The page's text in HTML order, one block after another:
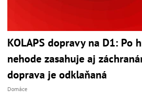
KOLAPS dopravy na D1: Po
nehode zasahuje aj
doprava je odklaňaná
Domáce